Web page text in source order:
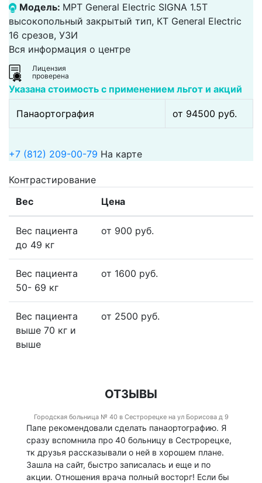
Модель: МРТ General Electric SIGNA 1.5T
высокопольный закрытый тип, КТ General Electric
16 срезов, УЗИ
Вся информация о центре
Лицензия
проверена
Указана стоимость с применением льгот и акций
Панаортография от 94500 pуб.
+7 (812) 209-00-79 На карте
Контрастирование
Вес
Цена
Вес пациента
до 49 кг
от 900 руб.
Вес пациента
50- 69 кг
от 1600 руб.
Вес пациента
выше 70 кг и
выше
от 2500 руб.
ОТЗЫВЫ
Городская больница № 40 в Сестрорецке на ул Борисова д 9
Папе рекомендовали сделать панаортографию. Я
сразу вспомнила про 40 больницу в Сестрорецке,
тк друзья рассказывали о ней в хорошем плане.
Зашла на сайт, быстро записалась и еще и по
акции. Отношения врача полный восторг! Если бы